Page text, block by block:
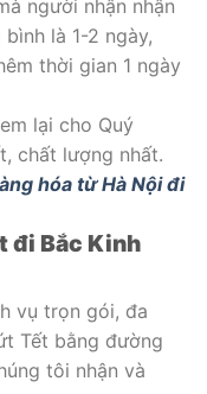
người nhận nhận
là 1-2 ngày,
thời gian 1 ngày
lại cho Quý
chất lượng nhất.
hóa từ Hà Nội đi
đi Bắc Kinh
vụ trọn gói, đa
Tết bằng đường
tôi nhận và